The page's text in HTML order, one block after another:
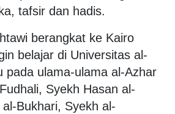
tafsir dan hadis.
berangkat ke Kairo
belajar di Universitas al-
pada ulama-ulama al-Azhar
Syekh Hasan al-
Bukhari, Syekh al-